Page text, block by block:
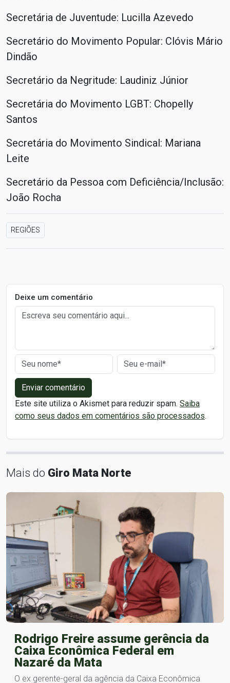
Secretária de Juventude: Lucilla Azevedo
Secretário do Movimento Popular: Clóvis Mário
Dindão
Secretário da Negritude: Laudiniz Júnior
Secretária do Movimento LGBT: Chopelly
Santos
Secretária do Movimento Sindical: Mariana
Leite
Secretário da Pessoa com Deficiência/Inclusão:
João Rocha
REGIÕES
Deixe um comentário
Enviar comentário
Este site utiliza o Akismet para reduzir spam. Saiba
como seus dados em comentários são processados.
Mais do Giro Mata Norte
Rodrigo Freire assume gerência da
Caixa Econômica Federal em
Nazaré da Mata
O ex gerente-geral da agência da Caixa Econômica